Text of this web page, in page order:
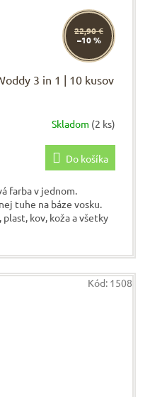
22,90 €
–10 %
3 in 1 | 10 kusov
Skladom (2 ks)
Do košíka
farba v jednom.
tuhe na báze vosku.
kov, koža a všetky
Kód: 1508